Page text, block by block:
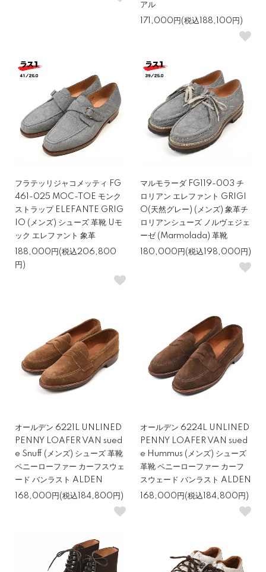
アル
171,000円(税込188,100円)
フラテッリジャコメッティ FG
461-025 MOC-TOE モンク
ストラップ ELEFANTE GRIG
IO (メンズ) シューズ 革靴 Uモ
ック エレファント 象革
188,000円(税込206,800
円)
マルモラーダ FG119-003 チ
ロリアン エレファント GRIGI
O(天然グレー) (メンズ) 象革チ
ロリアンシューズ ノルヴェジェ
ーゼ (Marmolada) 革靴
180,000円(税込198,000円)
オールデン 6221L UNLINED
PENNY LOAFER VAN sued
e Snuff (メンズ) シューズ 革靴
ペニーローファー カーフスウェ
ード バンラスト ALDEN
168,000円(税込184,800円)
オールデン 6224L UNLINED
PENNY LOAFER VAN sued
e Hummus (メンズ) シューズ
革靴 ペニーローファー カーフ
スウェード バンラスト ALDEN
168,000円(税込184,800円)